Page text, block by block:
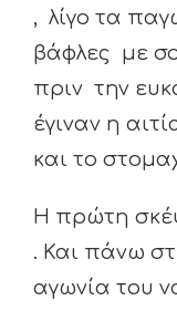
, λίγο τα
βάφλες με
πριν την
έγιναν η
και το
Η πρώτη
. Και πάνω
αγωνία του